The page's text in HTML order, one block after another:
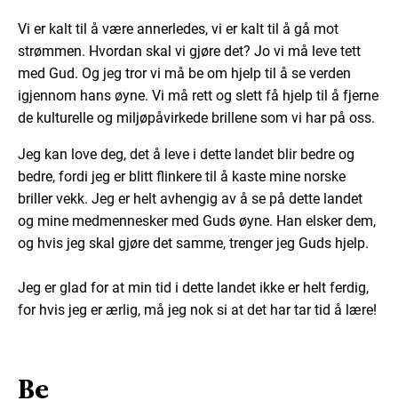
Vi er kalt til å være annerledes, vi er kalt til å gå mot
strømmen. Hvordan skal vi gjøre det? Jo vi må leve tett
med Gud. Og jeg tror vi må be om hjelp til å se verden
igjennom hans øyne. Vi må rett og slett få hjelp til å fjerne
de kulturelle og miljøpåvirkede brillene som vi har på oss.
Jeg kan love deg, det å leve i dette landet blir bedre og
bedre, fordi jeg er blitt flinkere til å kaste mine norske
briller vekk. Jeg er helt avhengig av å se på dette landet
og mine medmennesker med Guds øyne. Han elsker dem,
og hvis jeg skal gjøre det samme, trenger jeg Guds hjelp.
Jeg er glad for at min tid i dette landet ikke er helt ferdig,
for hvis jeg er ærlig, må jeg nok si at det har tar tid å lære!
Be